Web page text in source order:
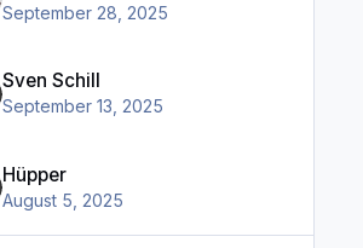
September 28, 2025
Sven Schill
September 13, 2025
Hüpper
August 5, 2025